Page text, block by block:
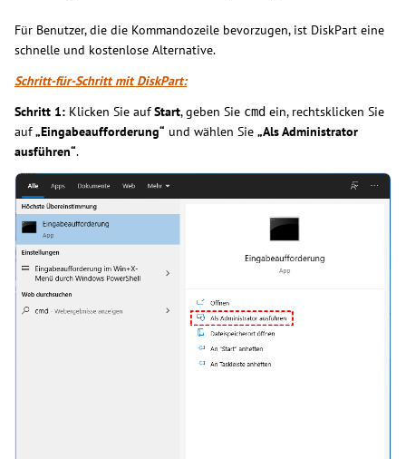
Für Benutzer, die die Kommandozeile bevorzugen, ist DiskPart eine
schnelle und kostenlose Alternative.
Schritt-für-Schritt mit DiskPart:
Schritt 1: Klicken Sie aufStart, geben Sie cmd ein, rechtsklicken Sie
auf„Eingabeaufforderung“ und wählen Sie „Als Administrator
ausführen“.